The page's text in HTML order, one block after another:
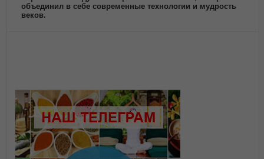
объединил в себе современные технологии и мудрость
веков.